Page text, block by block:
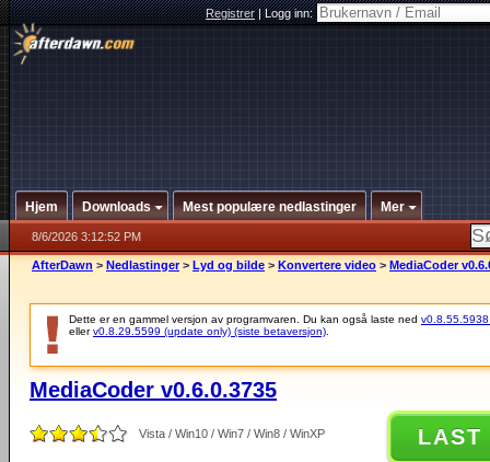
Registrer|Logg inn:
Hjem Downloads Mest populære nedlastinger Mer
8/6/2026 3:12:52 PM
AfterDawn > Nedlastinger > Lyd og bilde > Konvertere video > MediaCoder
Dette er en gammel versjon av programvaren. Du kan også laste ned v0.8.55.5938
ellerv0.8.29.5599 (update only) (siste betaversjon)
MediaCoder v0.6.0.3735
Vista / Win10 / Win7 / Win8 / WinXP LAST